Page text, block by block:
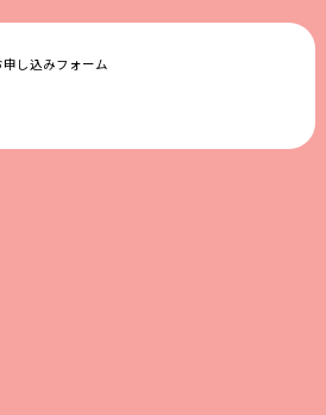
し込みフォーム